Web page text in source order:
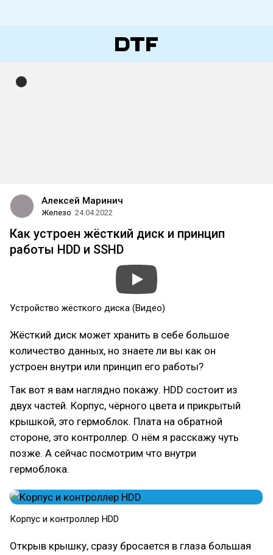
Алексей Маринич
Железо 24.04.2022
Как устроен жёсткий диск и принцип
работы HDD и SSHD
Устройство жёсткого диска (Видео)
Жёсткий диск может хранить в себе большое
количество данных, но знаете ли вы как он
устроен внутри или принцип его работы?
Так вот я вам наглядно покажу. HDD состоит из
двух частей. Корпус, чёрного цвета и прикрытый
крышкой, это гермоблок. Плата на обратной
стороне, это контроллер. О нём я расскажу чуть
позже. А сейчас посмотрим что внутри
гермоблока.
Корпус и контроллер HDD
Открыв крышку, сразу бросается в глаза большая